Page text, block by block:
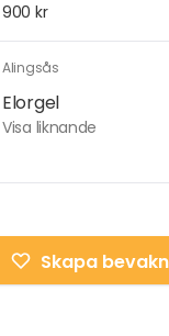
900 kr
Alingsås
Elorgel
Visa liknande
Skapa